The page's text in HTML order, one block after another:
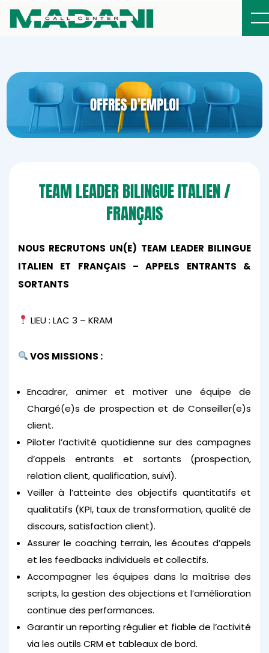
TEAM LEADER BILINGUE ITALIEN /
FRANÇAIS
NOUS RECRUTONS UN(E) TEAM LEADER BILINGUE
ITALIEN ET FRANÇAIS – APPELS ENTRANTS &
SORTANTS
LIEU : LAC 3 – KRAM
VOS MISSIONS :
Encadrer, animer et motiver une équipe de
Chargé(e)s de prospection et de Conseiller(e)s
client.
Piloter l’activité quotidienne sur des campagnes
d’appels entrants et sortants (prospection,
relation client, qualification, suivi).
Veiller à l’atteinte des objectifs quantitatifs et
qualitatifs (KPI, taux de transformation, qualité de
discours, satisfaction client).
Assurer le coaching terrain, les écoutes d’appels
et les feedbacks individuels et collectifs.
Accompagner les équipes dans la maîtrise des
scripts, la gestion des objections et l’amélioration
continue des performances.
Garantir un reporting régulier et fiable de l’activité
via les outils CRM et tableaux de bord.